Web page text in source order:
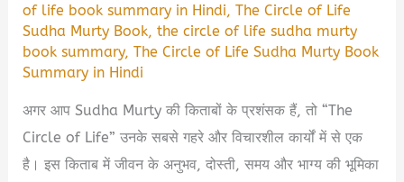
of life book summary in Hindi,The Circle of Life
Sudha Murty Book,the circle of life sudha murty
book summary,The Circle of Life Sudha Murty Book
Summary in Hindi
अगर आप Sudha Murty की किताबों के प्रशंसक हैं, तो “The
Circle of Life” उनके सबसे गहरे और विचारशील कार्यों में से एक
है। इस किताब में जीवन के अनुभव, दोस्ती, समय और भाग्य की भूमिका